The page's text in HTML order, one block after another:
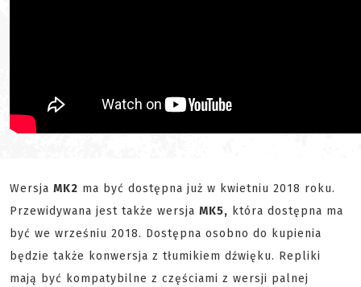
Wersja MK2 ma być dostępna już w kwietniu 2018 roku.
Przewidywana jest także wersja MK5, która dostępna ma
być we wrześniu 2018. Dostępna osobno do kupienia
będzie także konwersja z tłumikiem dźwięku. Repliki
mają być kompatybilne z częściami z wersji palnej